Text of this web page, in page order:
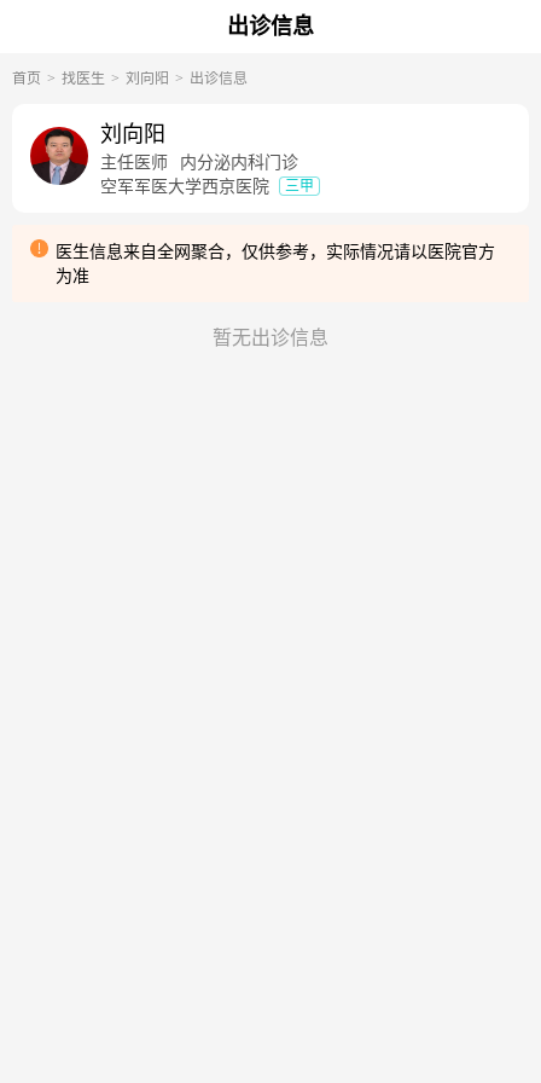
出诊信息
首页 找医生 刘向阳 出诊信息
刘向阳
主任医师
内分泌内科门诊
空军军医大学西京医院
三甲
医生信息来自全网聚合，仅供参考，实际情况请以医院官方
为准
暂无出诊信息